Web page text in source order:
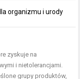
organizmu i urody
zyskuje na
i nietolerancjami.
grupy produktów,